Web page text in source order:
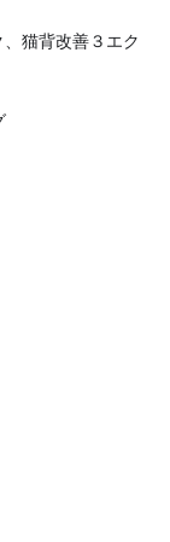
猫背改善３エク